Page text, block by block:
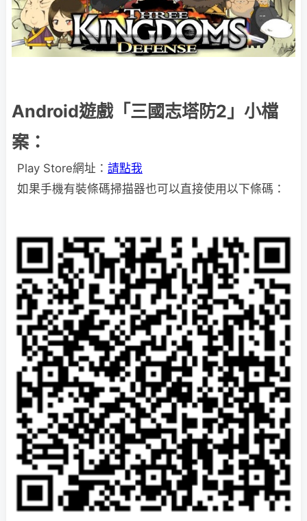
Android遊戲「三國志塔防2」小檔
案：
Play Store網址： 請點我
如果手機有裝條碼掃描器也可以直接使用以下條碼：